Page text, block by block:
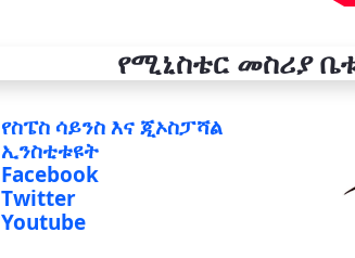
የሚኒስቴር መስሪያ
የስፔስ ሳይንስ እና ጂኦስፓሻል
ኢንስቲቱዩት
Facebook
Twitter
Youtube